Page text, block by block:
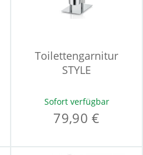
Toilettengarnitur
STYLE
Sofort verfügbar
79,90 €